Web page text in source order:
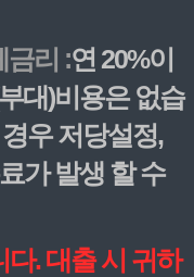
금리 :연 20%이
대)비용은 없습
우 저당설정,
가 발생 할 수
. 대출 시 귀하